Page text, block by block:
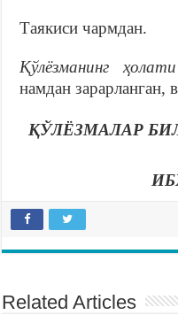
Таякиси чармдан.
Қўлёзманинг
намдан зарарланган,
ҚЎЛЁЗМАЛАР
Related Articles